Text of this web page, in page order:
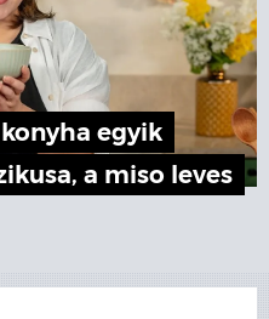
konyha egyik
a miso leves